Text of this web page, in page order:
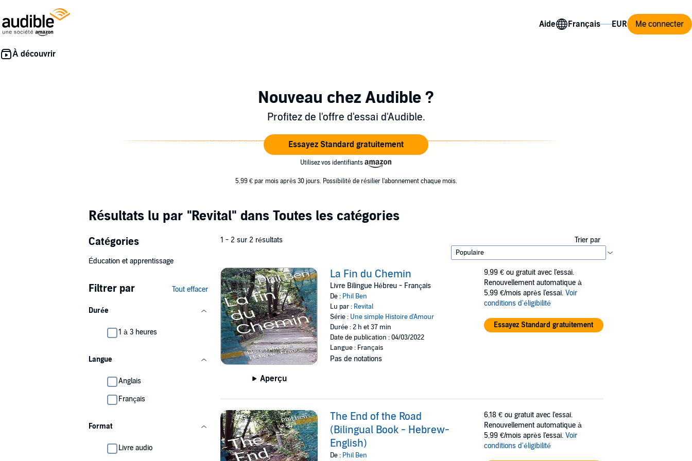
Aide Me connecter
Nouveau chez Audible ?
Profitez de l'offre d'essai d'Audible.
Essayez Standard gratuitement
Utilisez vos identifiants
5,99 € par mois après 30 jours. Possibilité de résilier l'abonnement chaque mois.
Résultats lu par "Revital" dans Toutes les catégories
Catégories
Éducation et apprentissage
Filtrer par Tout effacer
Durée
1 à 3 heures
Langue
Anglais
Français
Format
Livre audio
1 - 2 sur 2 résultats Trier par
Aperçu
La Fin du Chemin
Livre Bilingue Hébreu - Français
De : Phil Ben
Lu par : Revital
Série : Une simple Histoire d'Amour
Durée : 2 h et 37 min
Date de publication : 04/03/2022
Langue : Français
Pas de notations
9,99 € ou gratuit avec l'essai.
Renouvellement automatique à
5,99 €/mois après l'essai. Voir
conditions d'éligibilité
Essayez Standard gratuitement
The End of the Road
(Bilingual Book - Hebrew-
English)
De : Phil Ben
6,18 € ou gratuit avec l'essai.
Renouvellement automatique à
5,99 €/mois après l'essai. Voir
conditions d'éligibilité